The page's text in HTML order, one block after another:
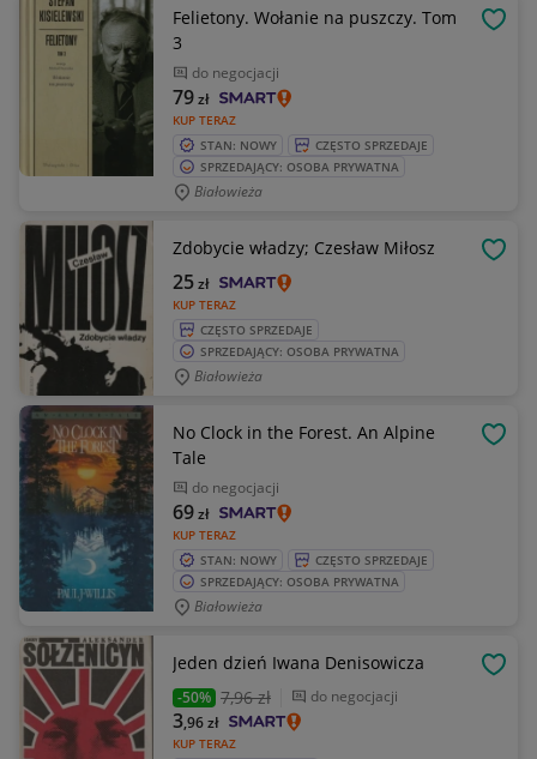
Felietony. Wołanie na puszczy. Tom
3
do negocjacji
KUP TERAZ
79zł
STAN: NOWY
CZĘSTO SPRZEDAJE
SPRZEDAJĄCY: OSOBA PRYWATNA
Białowieża
Zdobycie władzy; Czesław Miłosz
KUP TERAZ
25zł
CZĘSTO SPRZEDAJE
SPRZEDAJĄCY: OSOBA PRYWATNA
Białowieża
No Clock in the Forest. An Alpine
Tale
do negocjacji
KUP TERAZ
69zł
STAN: NOWY
CZĘSTO SPRZEDAJE
SPRZEDAJĄCY: OSOBA PRYWATNA
Białowieża
Jeden dzień Iwana Denisowicza
-50% 7,96 zł do negocjacji
KUP TERAZ
3,96zł